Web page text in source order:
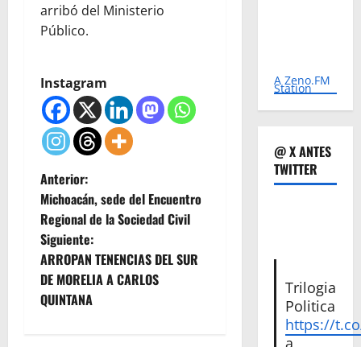
arribó del Ministerio
Público.
Instagram
N
a
v
e
g
Anterior:
Michoacán, sede del Encuentro
Regional de la Sociedad Civil
Siguiente:
ARROPAN TENENCIAS DEL SUR
DE MORELIA A CARLOS
QUINTANA
A Zeno.FM
Station
@ X ANTES
TWITTER
Trilogia
Politica
https://